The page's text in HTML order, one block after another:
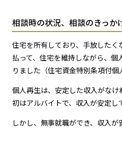
相談時の状況、相談のきっか
住宅を所有しており、手放したく
払って、住宅を維持しながら、
りました（住宅資金特別条項付個
個人再生は、安定した収入がな
初はアルバイトで、収入が安定し
しかし、無事就職ができ、収入が